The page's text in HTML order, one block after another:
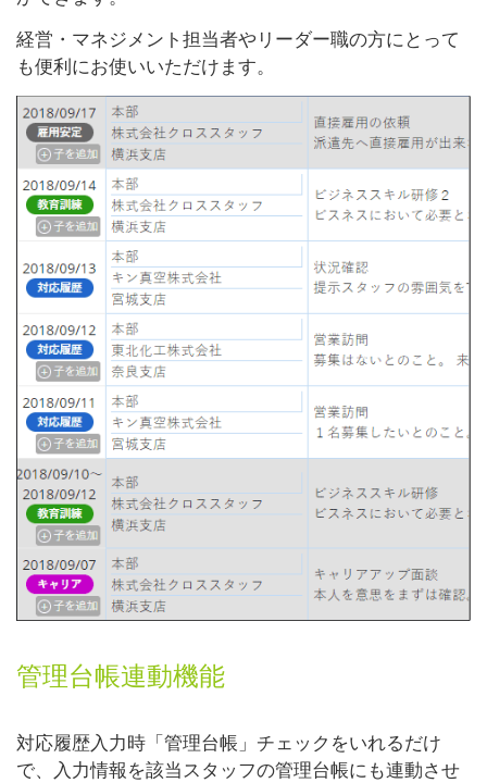
経営・マネジメント担当者やリーダー職の方にとって
も便利にお使いいただけます。
管理台帳連動機能
対応履歴入力時「管理台帳」チェックをいれるだけ
で、入力情報を該当スタッフの管理台帳にも連動させ